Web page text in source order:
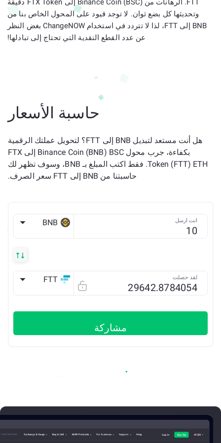
FTT. الرهانات من Binance Coin (BSC) إلى FTX Token دقيقة
وتحديثها كل بضع ثوان. لا توجد قيود على المحول الخاص بنا من
BNB إلى FTT، لذا لا تتردد في استخدام ChangeNOW بغض النظر
عن عدد القطع النقدية التي تحتاج إلى تبادلها!
حاسبة الأسعار
هل أنت مستعد لتبديل BNB إلى FTT؟ لتحويل عملتك الرقمية
بكفاءة، جرب محول Binance Coin (BNB) BSC إلى FTX
Token (FTT) ETH. فقط اكتب المبلغ بـ BNB، وسوف تظهر لك
حاسبتنا من BNB إلى FTT سعر الصرف.
انت ارسل BNB
لقد حصلت FTT
مشاركة